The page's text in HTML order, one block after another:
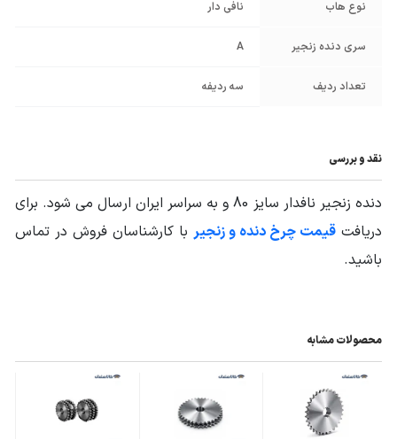
نوع هاب نافی دار
سری دنده زنجیر A
تعداد ردیف سه ردیفه
نقد و بررسی
دنده زنجیر نافدار سایز 80 و به سراسر ایران ارسال می شود. برای
دریافت قیمت چرخ دنده و زنجیر با کارشناسان فروش در تماس
باشید.
محصولات مشابه